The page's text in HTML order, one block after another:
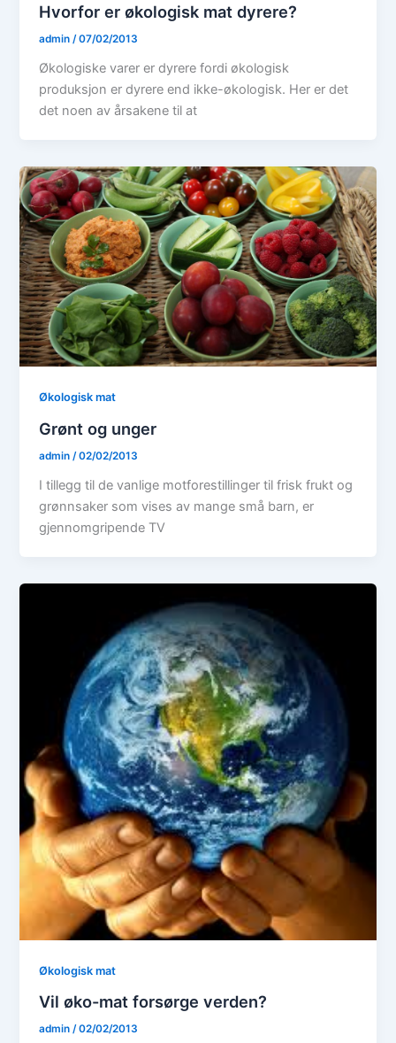
Hvorfor er økologisk mat dyrere?
admin /07/02/2013
Økologiske varer er dyrere fordi økologisk
produksjon er dyrere end ikke-økologisk. Her er det
det noen av årsakene til at
Økologisk mat
Grønt og unger
admin /02/02/2013
I tillegg til de vanlige motforestillinger til frisk frukt og
grønnsaker som vises av mange små barn, er
gjennomgripende TV
Økologisk mat
Vil øko-mat forsørge verden?
admin/02/02/2013